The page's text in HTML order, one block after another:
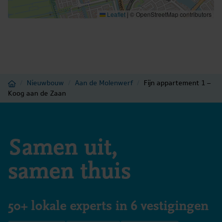
Parkeergelegenheid
Leaflet | © OpenStreetMap contributors
Home Nieuwbouw Aan de Molenwerf
Fijn appartement 1 –
Koog aan de Zaan
Samen uit,
samen thuis
50+ lokale experts in 6 vestigingen